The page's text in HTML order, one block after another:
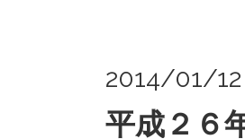
2014/01/12
平成２６